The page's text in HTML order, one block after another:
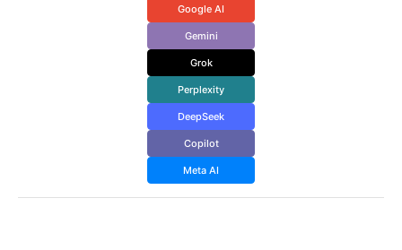
Google AI
Gemini
Grok
Perplexity
DeepSeek
Copilot
Meta AI